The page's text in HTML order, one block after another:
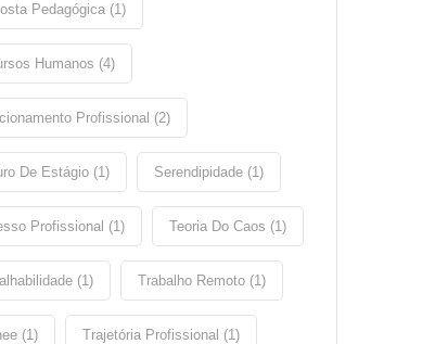
Pedagógica (1)
Humanos (4)
Profissional (2)
De Estágio (1) Serendipidade (1)
Profissional (1) Teoria Do Caos (1)
(1) Trabalho Remoto (1)
(1) Trajetória Profissional (1)